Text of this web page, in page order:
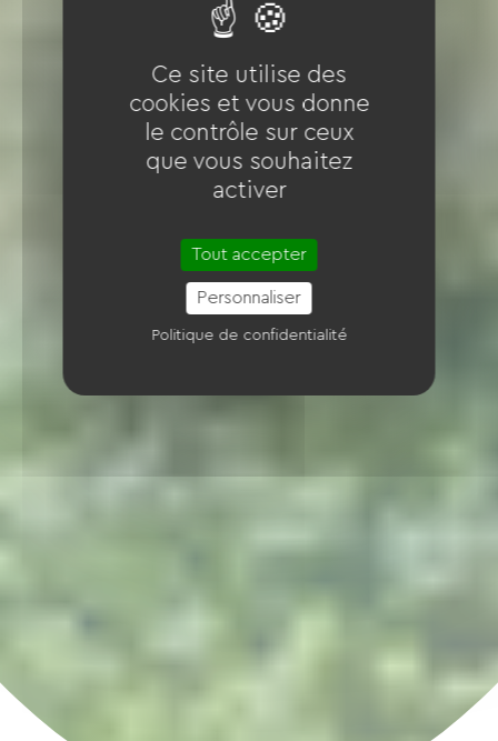
Ce site utilise des
cookies et vous donne
le contrôle sur ceux
que vous souhaitez
activer
Tout accepter
Personnaliser
Politique de confidentialité